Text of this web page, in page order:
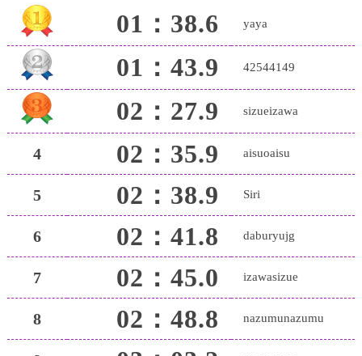
01：38.6 yaya
01：43.9 42544149
02：27.9 sizueizawa
4 02：35.9 aisuoaisu
5 02：38.9 Siri
6 02：41.8 daburyujg
7 02：45.0 izawasizue
8 02：48.8 nazumunazumu